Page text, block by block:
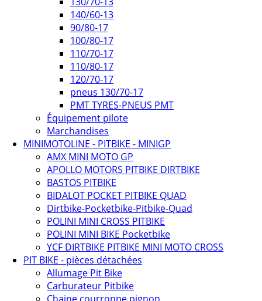
140/60-13
90/80-17
100/80-17
110/70-17
110/80-17
120/70-17
pneus 130/70-17
PMT TYRES-PNEUS PMT
Équipement pilote
Marchandises
MINIMOTOLINE - PITBIKE - MINIGP
AMX MINI MOTO GP
APOLLO MOTORS PITBIKE DIRTBIKE
BASTOS PITBIKE
BIDALOT POCKET PITBIKE QUAD
Dirtbike-Pocketbike-Pitbike-Quad
POLINI MINI CROSS PITBIKE
POLINI MINI BIKE Pocketbike
YCF DIRTBIKE PITBIKE MINI MOTO CROSS
PIT BIKE - pièces détachées
Allumage Pit Bike
Carburateur Pitbike